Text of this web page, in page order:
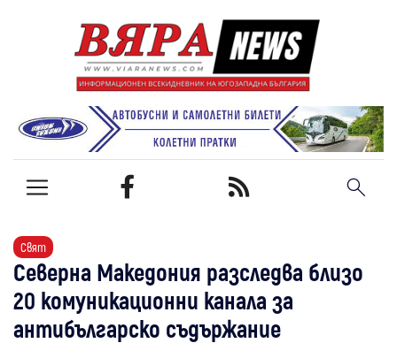
Свят
Северна Македония разследва близо
20 комуникационни канала за
антибългарско съдържание